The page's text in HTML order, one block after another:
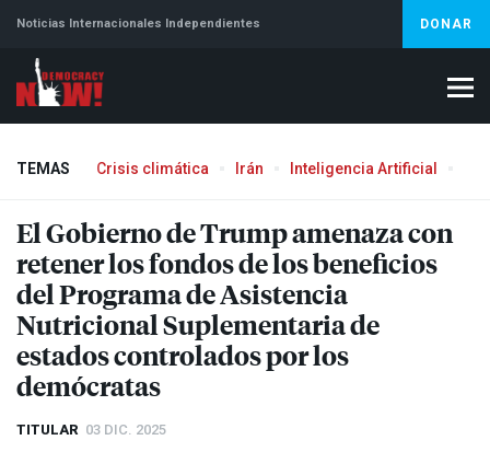
Noticias Internacionales Independientes DONAR
TEMAS Crisis climática Irán Inteligencia Artificial
El Gobierno de Trump amenaza con
retener los fondos de los beneficios
del Programa de Asistencia
Nutricional Suplementaria de
estados controlados por los
demócratas
TITULAR 03 DIC. 2025